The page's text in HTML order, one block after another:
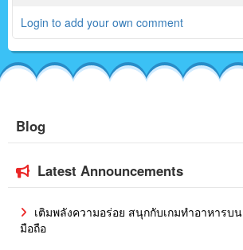
Login to add your own comment
Blog
Latest Announcements
เติมพลังความอร่อย สนุกกับเกมทำอาหารบน
มือถือ